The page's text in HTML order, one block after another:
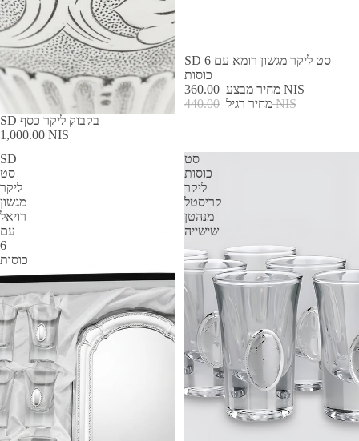
SD בקבוק ליקר כסף
1,000.00 NIS
מבצע
SD סט ליקר מגשון רומא עם 6
כוסות
מחיר מבצע 360.00 NIS
מחיר רגיל440.00 NIS
SD
סט
ליקר
מגשון
רויאל
עם
6
כוסות
סט
כוסות
ליקר
קריסטל
מנהטן
שישייה